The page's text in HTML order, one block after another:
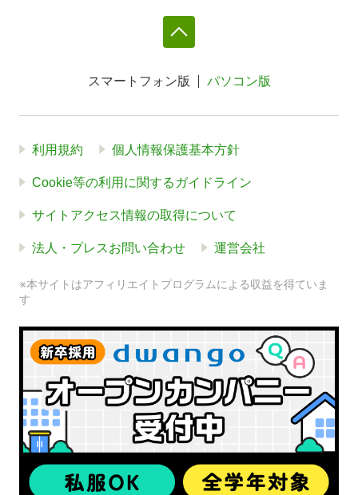
スマートフォン版 パソコン版
利用規約 個人情報保護基本方針
Cookie等の利用に関するガイドライン
サイトアクセス情報の取得について
法人・プレスお問い合わせ 運営会社
※本サイトはアフィリエイトプログラムによる収益を得ていま
す